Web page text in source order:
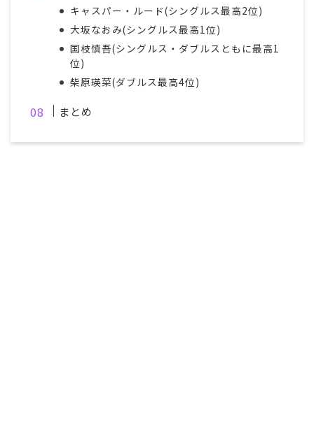
キャスパー・ルード(シングルス最高2位)
大坂なおみ(シングルス最高1位)
国枝慎吾(シングルス・ダブルスともに最高1
位)
柴原瑛菜(ダブルス最高4位)
まとめ